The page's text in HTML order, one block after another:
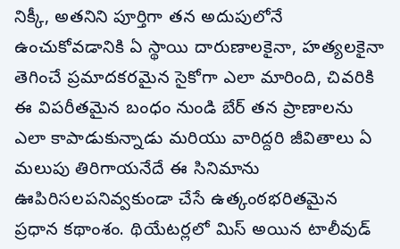
నిక్కీ, అతనిని పూర్తిగా తన అదుపులోనే
ఉంచుకోవడానికి ఏ స్థాయి దారుణాలకైనా, హత్యలకైనా
తెగించే ప్రమాదకరమైన సైకోగా ఎలా మారింది, చివరికి
ఈ విపరీతమైన బంధం నుండి బేర్ తన ప్రాణాలను
ఎలా కాపాడుకున్నాడు మరియు వారిద్దరి జీవితాలు ఏ
మలుపు తిరిగాయనేదే ఈ సినిమాను
ఊపిరిసలపనివ్వకుండా చేసే ఉత్కంఠభరితమైన
ప్రధాన కథాంశం. థియేటర్లలో మిస్ అయిన టాలీవుడ్